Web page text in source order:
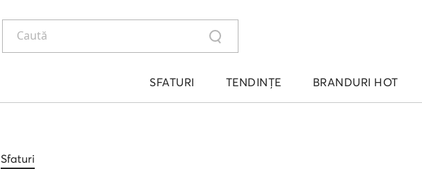
Caută
SFATURI TENDINȚE BRANDURI HOT
Sfaturi